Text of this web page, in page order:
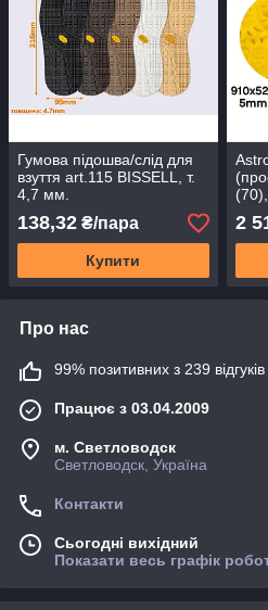
Гумова підошва/слід для
взуття art.115 BISSELL, т.
4,7 мм.
138,32 ₴/пара
Купити
2
Про нас
99% позитивних з 239 відгуків
Працює з 03.04.2009
м. Светловодск
Светловодск, Україна
Контакти
Сьогодні вихідний
Показати весь графік